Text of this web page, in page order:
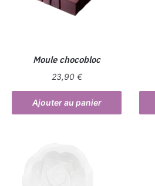
Moule chocobloc
23,90 €
Ajouter au panier